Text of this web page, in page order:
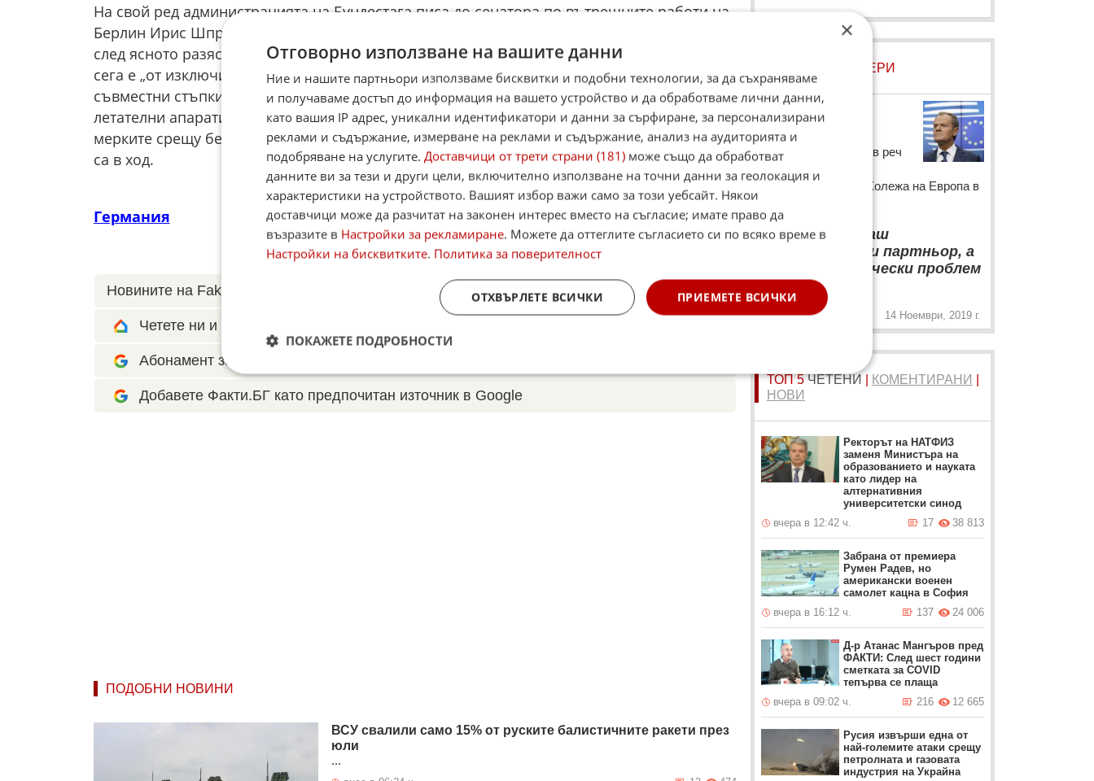
На свой ред администрацията на Бундестага писа до сенатора по вътрешните работи на
Берлин Ирис Шпрангер. В писмото директорът на Бундестага Паул Гьотке отбеляза, че
след ясното разяснение на Добриндт относно „разделянето на зоните на отговорност“,
сега е „от изключителна важност“ своевременно да се предприемат необходимите
съвместни стъпки за създаване на ефективна система за защита срещу безпилотни
летателни апарати. Първоначалните дискусии относно практическото прилагане на
мерките срещу безпилотни летателни апарати, както е обобщено от Rheinische Post, вече
са в ход.
Германия
Поставете оценка: ☆
☆
☆
☆
☆
Новините на Fakti.bg – във YouTube,канал Viber,X
Четете ни и в Google News Showcase
Абонамент за Факти.БГ в Google Alerts
Добавете Факти.БГ като предпочитан източник в Google
ПОДОБНИ НОВИНИ
ВСУ свалили само 15% от руските балистичните ракети през
юли
...
ЛОВЦИ НА БИСЕРИ
Доналд Туск
Председателят на
Европейския съвет в реч
учебната година в Колежа на Европа в
“ Русия не е наш
стратегически партньор, а
наш стратегически проблем
„
14 Ноември, 2019 г.
ТОП 5ЧЕТЕНИ КОМЕНТИРАНИ
НОВИ
Ректорът на НАТФИЗ
заменя Министъра на
образованието и науката
като лидер на
алтернативния
университетски синод
вчера в 12:42 ч.
38 813
17
Забрана от премиера
Румен Радев, но
американски военен
самолет кацна в София
вчера в 16:12 ч.
24 006
137
Д-р Атанас Мангъров пред
ФАКТИ: След шест години
сметката за COVID
тепърва се плаща
вчера в 09:02 ч.
12 665
216
Русия извърши една от
най-големите атаки срещу
петролната и газовата
индустрия на Украйна
×
Отговорно използване на вашите данни
Ние и нашите партньори използваме бисквитки и подобни технологии, за да съхраняваме
и получаваме достъп до информация на вашето устройство и да обработваме лични данни,
като вашия IP адрес, уникални идентификатори и данни за сърфиране, за персонализирани
реклами и съдържание, измерване на реклами и съдържание, анализ на аудиторията и
подобряване на услугите. Доставчици от трети страни (181) може също да обработват
данните ви за тези и други цели, включително използване на точни данни за геолокация и
характеристики на устройството. Вашият избор важи само за този уебсайт. Някои
доставчици може да разчитат на законен интерес вместо на съгласие; имате право да
възразите в Настройки за рекламиране. Можете да оттеглите съгласието си по всяко време в
Настройки на бисквитките. Политика за поверителност
ПРИЕМЕТЕ ВСИЧКИ
ОТХВЪРЛЕТЕ ВСИЧКИ
ПОКАЖЕТЕ ПОДРОБНОСТИ